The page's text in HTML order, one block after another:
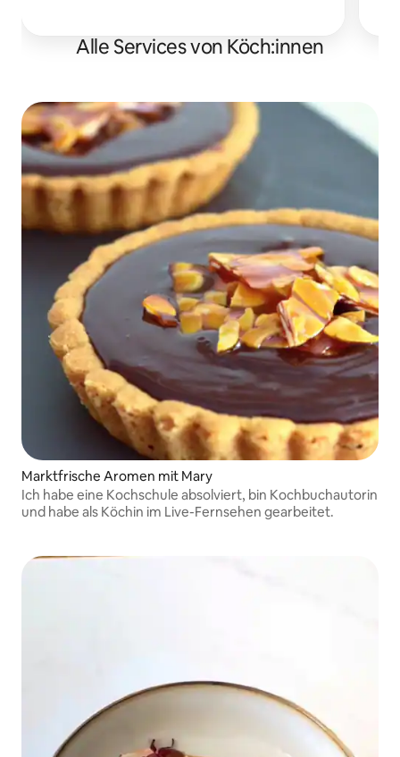
Alle Services von Köch:innen
Marktfrische Aromen mit Mary
Ich habe eine Kochschule absolviert, bin Kochbuchautorin
und habe als Köchin im Live-Fernsehen gearbeitet.